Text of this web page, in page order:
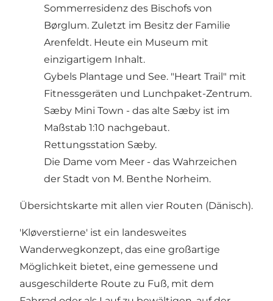
Sommerresidenz des Bischofs von
Børglum. Zuletzt im Besitz der Familie
Arenfeldt. Heute ein Museum mit
einzigartigem Inhalt.
Gybels Plantage und See. "Heart Trail" mit
Fitnessgeräten und Lunchpaket-Zentrum.
Sæby Mini Town - das alte Sæby ist im
Maßstab 1:10 nachgebaut.
Rettungsstation Sæby.
Die Dame vom Meer - das Wahrzeichen
der Stadt von M. Benthe Norheim.
Übersichtskarte mit allen vier Routen (Dänisch).
'Kløverstierne' ist ein landesweites
Wanderwegkonzept, das eine großartige
Möglichkeit bietet, eine gemessene und
ausgeschilderte Route zu Fuß, mit dem